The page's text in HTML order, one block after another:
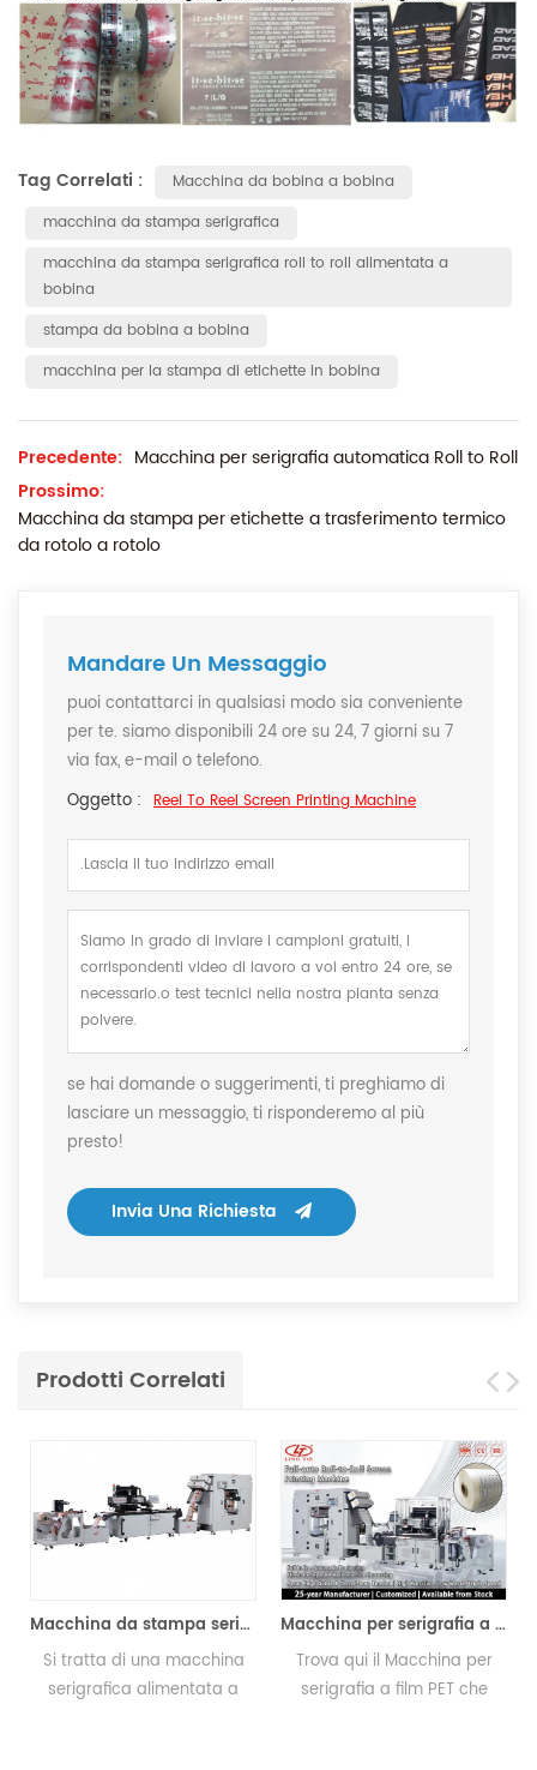
Tag Correlati :
Macchina da bobina a bobina
macchina da stampa serigrafica
macchina da stampa serigrafica roll to roll alimentata a
bobina
stampa da bobina a bobina
macchina per la stampa di etichette in bobina
Precedente: Macchina per serigrafia automatica Roll to Roll
Prossimo:
Macchina da stampa per etichette a trasferimento termico
da rotolo a rotolo
Mandare Un Messaggio
puoi contattarci in qualsiasi modo sia conveniente
per te. siamo disponibili 24 ore su 24, 7 giorni su 7
via fax, e-mail o telefono.
Oggetto : Reel To Reel Screen Printing Machine
se hai domande o suggerimenti, ti preghiamo di
lasciare un messaggio, ti risponderemo al più
presto!
Invia Una Richiesta
Prodotti Correlati
Macchina da stampa serigrafica Roll to Roll
di una macchina
alimentata a
Macchina per serigrafia a film PET
Trova qui il Macchina per
serigrafia a film PET che
La